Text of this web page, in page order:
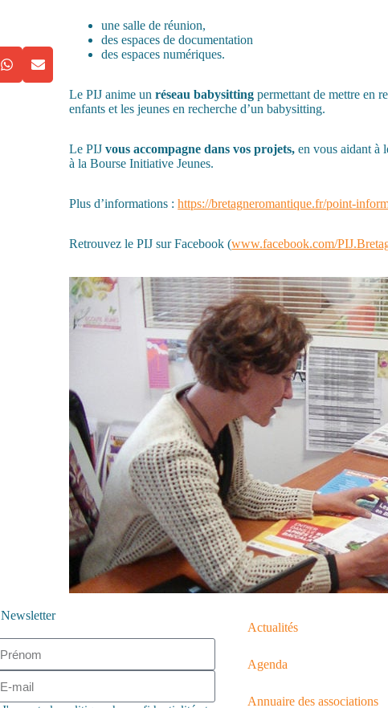
une salle de réunion,
des espaces de documentation
des espaces numériques.
Le PIJ anime unréseau babysitting permettant de mettre en
enfants et les jeunes en recherche d’un babysitting.
Le PIJvous accompagne dans vos projets, en vous aidant à
à la Bourse Initiative Jeunes.
Plus d’informations :https://bretagneromantique.fr/point-
Retrouvez le PIJ sur Facebook (www.facebook.com/
Newsletter
Actualités
Agenda
Annuaire des associations